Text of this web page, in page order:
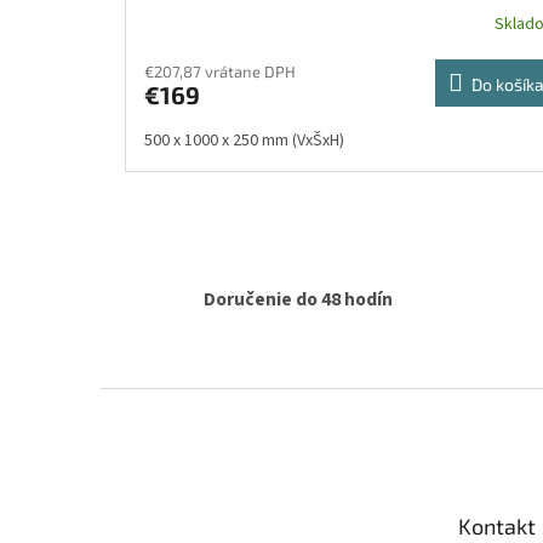
€207,87 vrátane DPH
€169 Do košíka
500 x 1000 x 250 mm (VxŠxH)
Doručenie do 48 hodín
Kontakt